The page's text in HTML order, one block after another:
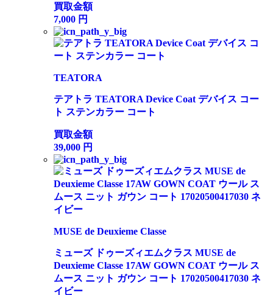
買取金額
7,000 円
TEATORA
テアトラ TEATORA Device Coat デバイス コー
ト ステンカラー コート
買取金額
39,000 円
MUSE de Deuxieme Classe
ミューズ ドゥーズィエムクラス MUSE de
Deuxieme Classe 17AW GOWN COAT ウール ス
ムース ニット ガウン コート 17020500417030 ネ
イビー